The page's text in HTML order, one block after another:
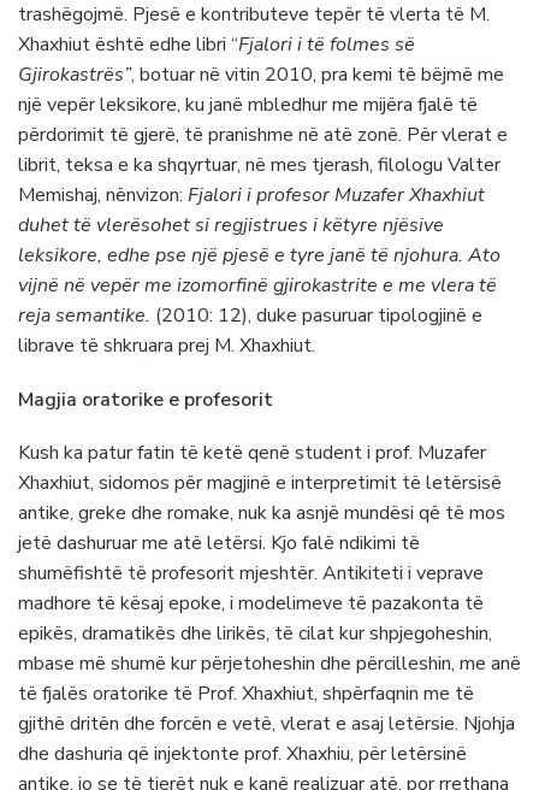
trashëgojmë. Pjesë e kontributeve tepër të vlerta të M.
Xhaxhiut është edhe libri “Fjalori i të folmes së
Gjirokastrës”, botuar në vitin 2010, pra kemi të bëjmë me
një vepër leksikore, ku janë mbledhur me mijëra fjalë të
përdorimit të gjerë, të pranishme në atë zonë. Për vlerat e
librit, teksa e ka shqyrtuar, në mes tjerash, filologu Valter
Memishaj, nënvizon: Fjalori i profesor Muzafer Xhaxhiut
duhet të vlerësohet si regjistrues i këtyre njësive
leksikore, edhe pse një pjesë e tyre janë të njohura. Ato
vijnë në vepër me izomorfinë gjirokastrite e me vlera të
reja semantike. (2010: 12), duke pasuruar tipologjinë e
librave të shkruara prej M. Xhaxhiut.
Magjia oratorike e profesorit
Kush ka patur fatin të ketë qenë student i prof. Muzafer
Xhaxhiut, sidomos për magjinë e interpretimit të letërsisë
antike, greke dhe romake, nuk ka asnjë mundësi që të mos
jetë dashuruar me atë letërsi. Kjo falë ndikimi të
shumëfishtë të profesorit mjeshtër. Antikiteti i veprave
madhore të kësaj epoke, i modelimeve të pazakonta të
epikës, dramatikës dhe lirikës, të cilat kur shpjegoheshin,
mbase më shumë kur përjetoheshin dhe përcilleshin, me anë
të fjalës oratorike të Prof. Xhaxhiut, shpërfaqnin me të
gjithë dritën dhe forcën e vetë, vlerat e asaj letërsie. Njohja
dhe dashuria që injektonte prof. Xhaxhiu, për letërsinë
antike, jo se të tjerët nuk e kanë realizuar atë, por rrethana